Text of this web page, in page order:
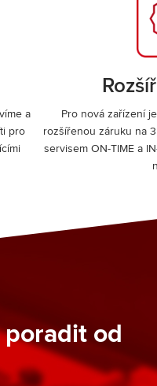
a
pro
Pro nová zařízení
rozšířenou záruku na
servisem ON-TIME a
od